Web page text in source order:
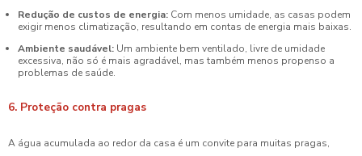
Redução de custos de energia: Com menos umidade, as casas podem
exigir menos climatização, resultando em contas de energia mais baixas.
Ambiente saudável: Um ambiente bem ventilado, livre de umidade
excessiva, não só é mais agradável, mas também menos propenso a
problemas de saúde.
6. Proteção contra pragas
A água acumulada ao redor da casa é um convite para muitas pragas,